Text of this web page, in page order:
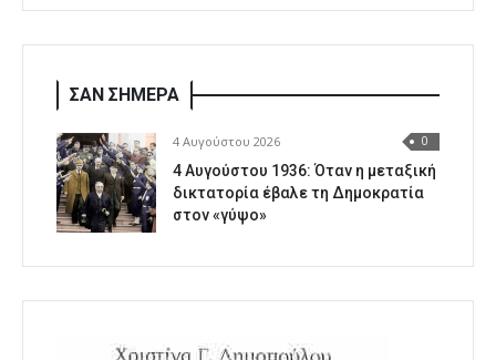
ΣΑΝ ΣΗΜΕΡΑ
4 Αυγούστου 2026 0
4 Αυγούστου 1936: Όταν η μεταξική
δικτατορία έβαλε τη Δημοκρατία
στον «γύψο»